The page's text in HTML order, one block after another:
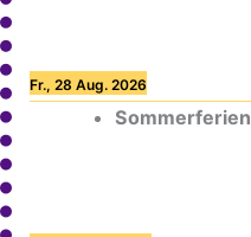
Fr., 28 Aug. 2026
Sommerferien